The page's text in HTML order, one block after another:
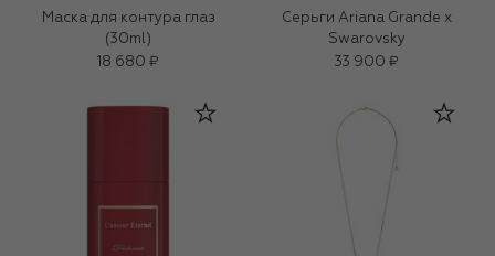
Маска для контура глаз
(30ml)
18 680 ₽
Серьги Ariana Grande x
Swarovsky
33 900 ₽